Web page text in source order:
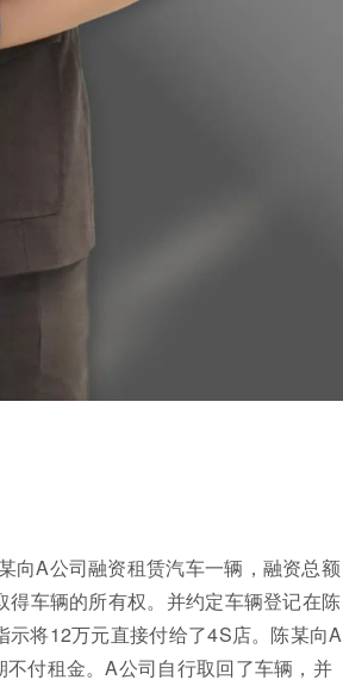
向A公司融资租赁汽车一辆，融资总额
车辆的所有权。并约定车辆登记在陈
将12万元直接付给了4S店。陈某向A
付租金。A公司自行取回了车辆，并